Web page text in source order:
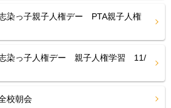
染っ子親子人権デー PTA親子人権
染っ子人権デー 親子人権学習 11/
校朝会